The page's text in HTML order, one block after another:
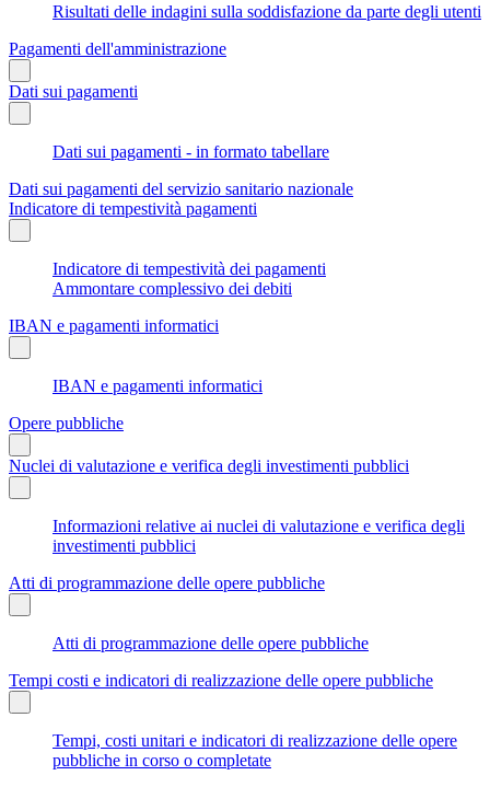
Risultati delle indagini sulla soddisfazione da parte degli utenti
Pagamenti dell'amministrazione
Dati sui pagamenti
Dati sui pagamenti - in formato tabellare
Dati sui pagamenti del servizio sanitario nazionale
Indicatore di tempestività pagamenti
Indicatore di tempestività dei pagamenti
Ammontare complessivo dei debiti
IBAN e pagamenti informatici
IBAN e pagamenti informatici
Opere pubbliche
Nuclei di valutazione e verifica degli investimenti pubblici
Informazioni relative ai nuclei di valutazione e verifica degli
investimenti pubblici
Atti di programmazione delle opere pubbliche
Atti di programmazione delle opere pubbliche
Tempi costi e indicatori di realizzazione delle opere pubbliche
Tempi, costi unitari e indicatori di realizzazione delle opere
pubbliche in corso o completate